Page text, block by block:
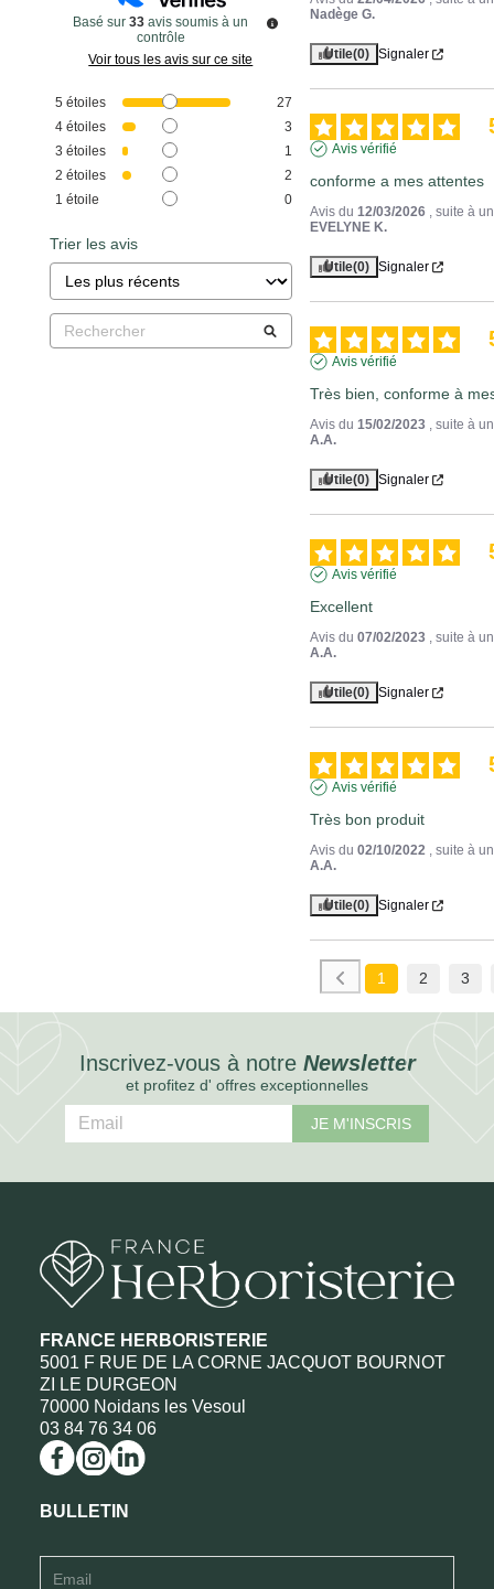
Basé sur33 avis soumis à un
contrôle
Voir tous les avis sur ce site
5 étoiles
27
4 étoiles
3
3 étoiles
1
2 étoiles
2
1 étoile 0
Trier les avis
Nadège G.
Utile(0) Signaler
Avis vérifié
conforme a mes attentes
Avis du12/03/2026 , suite à
EVELYNE K.
Utile(0) Signaler
Avis vérifié
Très bien, conforme à
Avis du15/02/2023 , suite à
A.A.
Utile(0) Signaler
Avis vérifié
Excellent
Avis du07/02/2023 , suite à
A.A.
Utile(0) Signaler
Avis vérifié
Très bon produit
Avis du02/10/2022 , suite à
A.A.
Utile(0) Signaler
1 2 3
Inscrivez-vous à notre Newsletter
et profitez d' offres exceptionnelles
JE M'INSCRIS
FRANCE HERBORISTERIE
5001 F RUE DE LA CORNE JACQUOT BOURNOT
ZI LE DURGEON
70000 Noidans les Vesoul
03 84 76 34 06
BULLETIN